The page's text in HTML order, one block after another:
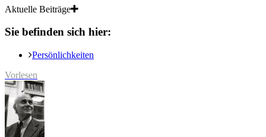
Aktuelle Beiträge
Sie befinden sich hier:
Persönlichkeiten
Vorlesen